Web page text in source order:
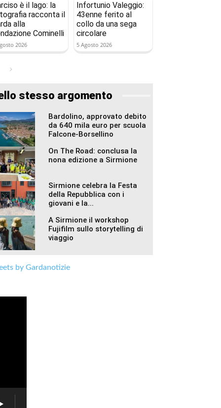
è il lago: la
racconta il
alla
Cominelli
2026
Infortunio Valeggio:
43enne ferito al
collo da una sega
circolare
5 Agosto 2026
stesso argomento
Bardolino, approvato debito
da 640 mila euro per scuola
Falcone-Borsellino
On The Road: conclusa la
nona edizione a Sirmione
Sirmione celebra la Festa
della Repubblica con i
giovani e la...
A Sirmione il workshop
Fujifilm sullo storytelling di
viaggio
by Gardanotizie